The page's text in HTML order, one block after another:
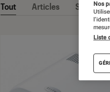
Tout Articles
Nos
Liste